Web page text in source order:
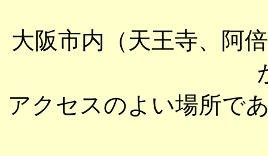
大阪市内（天王寺、阿
アクセスのよい場所で